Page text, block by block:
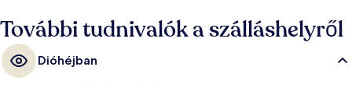
További tudnivalók a szálláshelyről
Dióhéjban